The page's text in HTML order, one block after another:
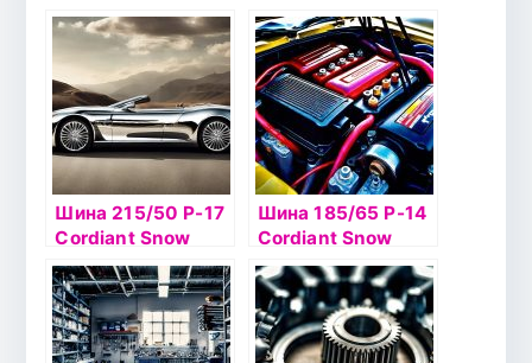
Cross 2 92Т б/к ш
Cross 2 88Т б/к ш
Шина 215/50 Р-17
Cordiant Snow
Cross 95Т б/к ш
Шина 185/65 Р-14
Cordiant Snow
Cross 86T б/к шип